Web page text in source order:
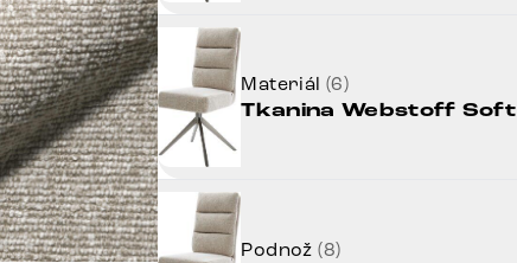
Materiál (6)
Tkanina Webstoff Soft
Podnož(8)